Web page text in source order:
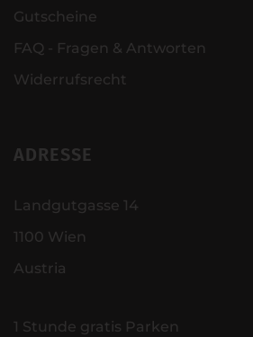
Gutscheine
FAQ - Fragen & Antworten
Widerrufsrecht
ADRESSE
Landgutgasse 14
1100 Wien
Austria
1 Stunde gratis Parken